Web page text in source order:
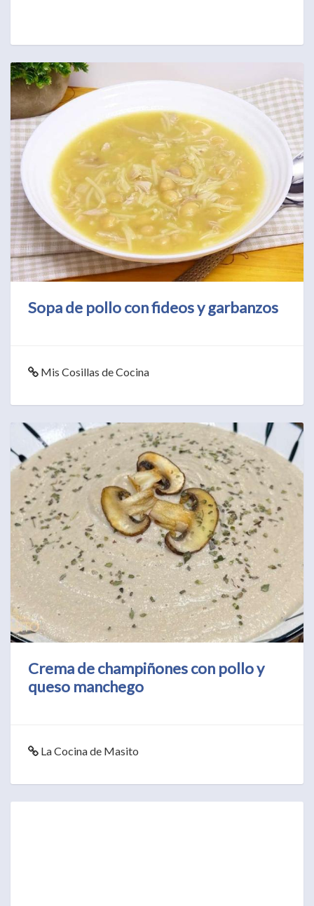
Sopa de pollo con fideos y garbanzos
Mis Cosillas de Cocina
Crema de champiñones con pollo y
queso manchego
La Cocina de Masito